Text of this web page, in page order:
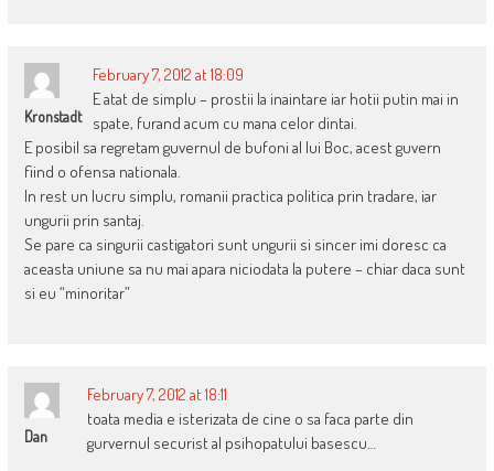
Kronstadt
February 7, 2012 at 18:09
E atat de simplu – prostii la inaintare iar hotii putin mai in
spate, furand acum cu mana celor dintai.
E posibil sa regretam guvernul de bufoni al lui Boc, acest guvern
fiind o ofensa nationala.
In rest un lucru simplu, romanii practica politica prin tradare, iar
ungurii prin santaj.
Se pare ca singurii castigatori sunt ungurii si sincer imi doresc ca
aceasta uniune sa nu mai apara niciodata la putere – chiar daca sunt
si eu “minoritar”
Dan
February 7, 2012 at 18:11
toata media e isterizata de cine o sa faca parte din
gurvernul securist al psihopatului basescu…